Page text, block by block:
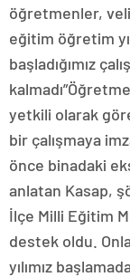
öğretmenler,
eğitim öğretim
başladığımız
yetkili olarak
bir çalışmaya
önce binadaki
anlatan Kasap,
İlçe Milli Eğitim
destek oldu.
yılımız